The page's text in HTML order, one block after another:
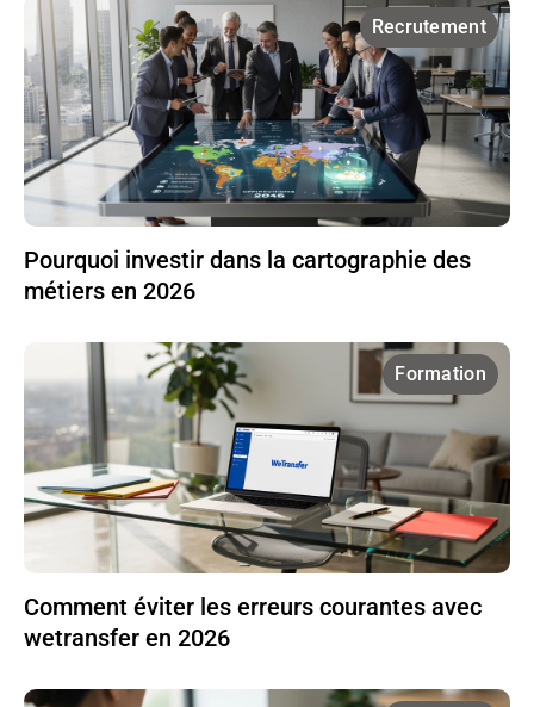
Recrutement
Pourquoi investir dans la cartographie des
métiers en 2026
Formation
Comment éviter les erreurs courantes avec
wetransfer en 2026